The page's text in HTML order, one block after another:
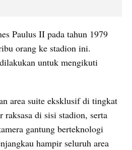
Paulus II pada tahun 1979
orang ke stadion ini.
untuk mengikuti
area suite eksklusif di tingkat
raksasa di sisi stadion, serta
gantung berteknologi
hampir seluruh area